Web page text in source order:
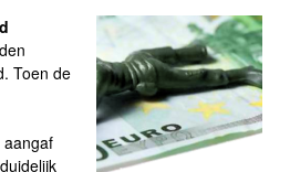
Toen de
aangaf